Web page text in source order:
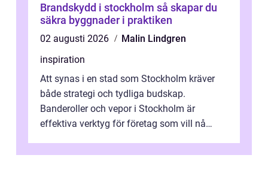
Brandskydd i stockholm så skapar du
säkra byggnader i praktiken
02 augusti 2026
Malin Lindgren
inspiration
Att synas i en stad som Stockholm kräver
både strategi och tydliga budskap.
Banderoller och vepor i Stockholm är
effektiva verktyg för företag som vill nå